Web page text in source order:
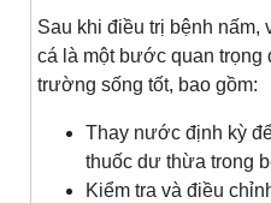
Sau khi điều trị bệnh
cá là một bước quan trọng
trường sống tốt, bao gồm:
Thay nước định kỳ
thuốc dư thừa trong
Kiểm tra và điều